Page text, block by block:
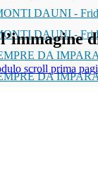
DAUNI -
DAUNI-
DA
DA
scroll prima